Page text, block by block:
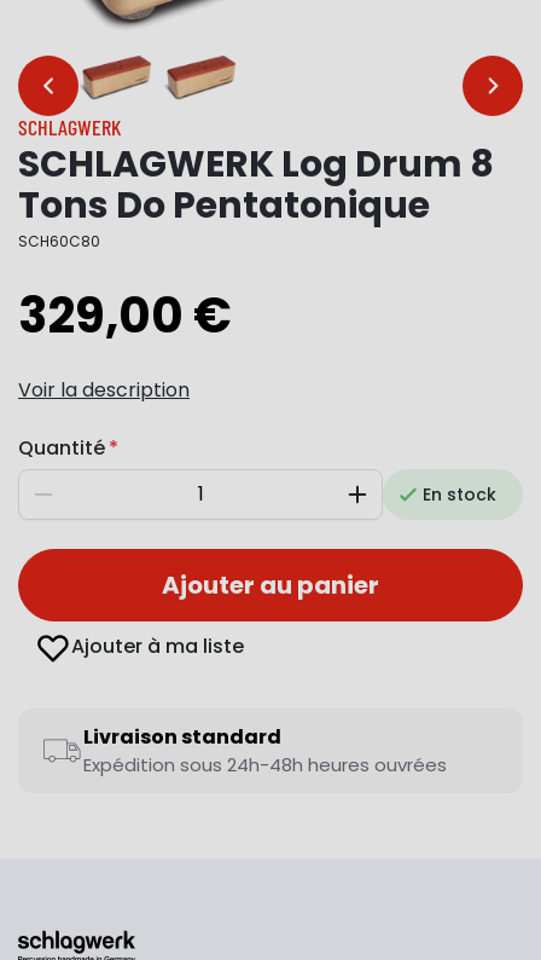
… …
SCHLAGWERK
SCHLAGWERK Log Drum 8
Tons Do Pentatonique
SCH60C80
329,00 €
Voir la description
Quantité
Diminuer AugmenterEn stock
Ajouter au panier
Ajouter à ma liste
Livraison standard
Expédition sous 24h-48h heures ouvrées